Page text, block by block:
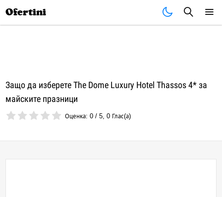
Ofertini
Защо да изберете The Dome Luxury Hotel Thassos 4* за
майските празници
Оценка:0 /5,0 Глас(а)